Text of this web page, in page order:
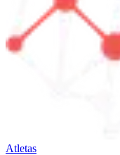
Atletas